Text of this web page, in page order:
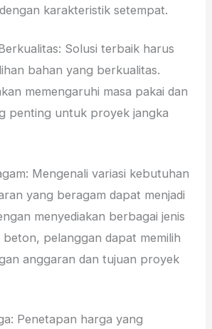
karakteristik setempat.
Solusi terbaik harus
bahan yang berkualitas.
memengaruhi masa pakai dan
penting untuk proyek jangka
Mengenali variasi kebutuhan
yang beragam dapat menjadi
menyediakan berbagai jenis
pelanggan dapat memilih
anggaran dan tujuan proyek
Penetapan harga yang